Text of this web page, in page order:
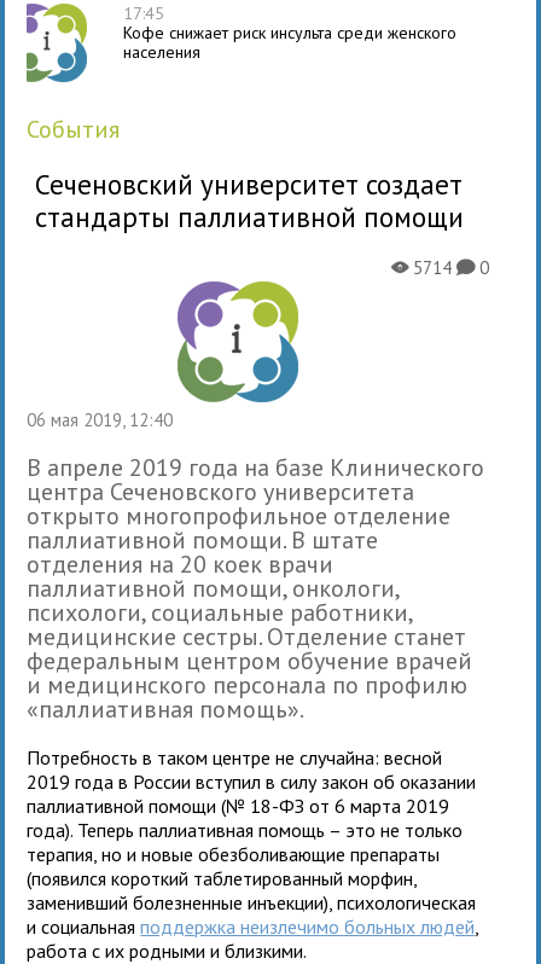
17:45
Кофе снижает риск инсульта среди женского
населения
события
Сеченовский университет создает
стандарты паллиативной помощи
06 мая 2019, 12:40
X5714K0
В апреле 2019 года на базе Клинического
центра Сеченовского университета
открыто многопрофильное отделение
паллиативной помощи. В штате
отделения на 20 коек врачи
паллиативной помощи, онкологи,
психологи, социальные работники,
медицинские сестры. Отделение станет
федеральным центром обучение врачей
и медицинского персонала по профилю
«паллиативная помощь».
Потребность в таком центре не случайна: весной
2019 года в России вступил в силу закон об оказании
паллиативной помощи (№ 18-ФЗ от 6 марта 2019
года). Теперь паллиативная помощь – это не только
терапия, но и новые обезболивающие препараты
(появился короткий таблетированный морфин,
заменивший болезненные инъекции), психологическая
и социальнаяподдержка неизлечимо больных людей
работа с их родными и близкими.